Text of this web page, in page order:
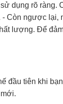
dụng rõ ràng.
Còn ngược
lượng. Để
đầu tiên khi